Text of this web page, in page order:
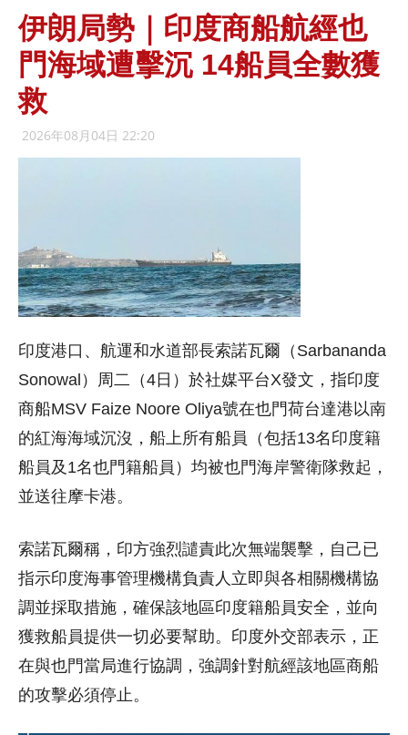
伊朗局勢｜印度商船航經也
門海域遭擊沉 14船員全數獲
救
2026年08月04日 22:20
印度港口、航運和水道部長索諾瓦爾（Sarbananda
Sonowal）周二（4日）於社媒平台X發文，指印度
商船MSV Faize Noore Oliya號在也門荷台達港以南
的紅海海域沉沒，船上所有船員（包括13名印度籍
船員及1名也門籍船員）均被也門海岸警衛隊救起，
並送往摩卡港。
索諾瓦爾稱，印方強烈譴責此次無端襲擊，自己已
指示印度海事管理機構負責人立即與各相關機構協
調並採取措施，確保該地區印度籍船員安全，並向
獲救船員提供一切必要幫助。印度外交部表示，正
在與也門當局進行協調，強調針對航經該地區商船
的攻擊必須停止。